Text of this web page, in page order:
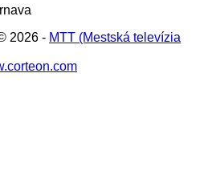
2026 - MTT (Mestská televízia